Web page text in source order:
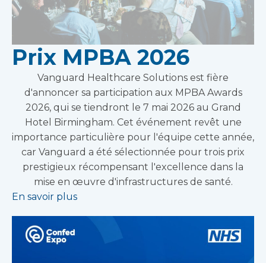
Prix MPBA 2026
Vanguard Healthcare Solutions est fière
d'annoncer sa participation aux MPBA Awards
2026, qui se tiendront le 7 mai 2026 au Grand
Hotel Birmingham. Cet événement revêt une
importance particulière pour l'équipe cette année,
car Vanguard a été sélectionnée pour trois prix
prestigieux récompensant l'excellence dans la
mise en œuvre d'infrastructures de santé.
En savoir plus